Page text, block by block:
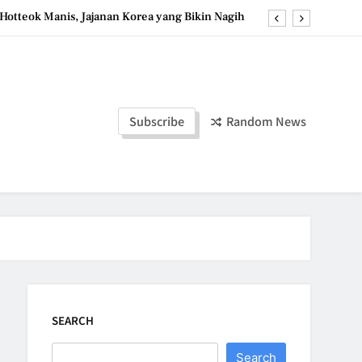
Hotteok Manis, Jajanan Korea yang Bikin Nagih
the Simple Ingredients That Make It Perfect
Tzatziki Yogurt Saus Segar Favorit Mediterania
Subscribe Random News
SEARCH
Search